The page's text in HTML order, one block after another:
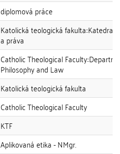
diplomová práce
Katolická teologická fakulta::Katedra
a práva
Catholic Theological
Philosophy and Law
Katolická teologická fakulta
Catholic Theological Faculty
KTF
Aplikovaná etika - NMgr.